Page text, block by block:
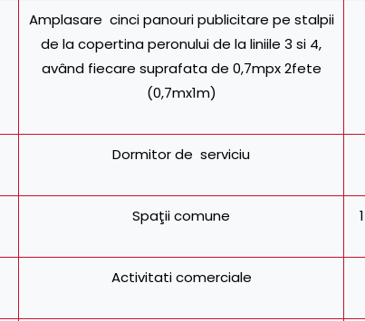
Amplasare cinci panouri publicitare pe stalpii
de la copertina peronului de la liniile 3 si 4,
având fiecare suprafata de 0,7mpx 2fete
(0,7mx1m)
Dormitor de serviciu
Spaţii comune
Activitati comerciale